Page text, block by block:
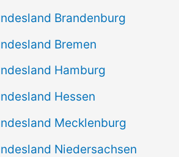
Brandenburg
Bremen
Hamburg
Hessen
Mecklenburg
Niedersachsen